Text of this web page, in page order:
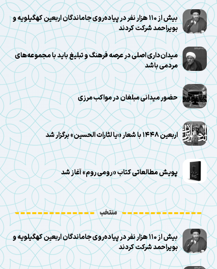
بیش از ۱۱۰ هزار نفر در پیاده‌روی جاماندگان اربعین کهگیلویه و
بویراحمد شرکت کردند
میدان‌داری اصلی در عرصه فرهنگ و تبلیغ باید با مجموعه‌های
مردمی باشد
حضور میدانی مبلغان در مواکب مرزی
اربعین ۱۴۴۸ با شعار «یا لثارات الحسین» برگزار شد
پویش مطالعاتی کتاب «رومی روم» آغاز شد
منتخب
بیش از ۱۱۰ هزار نفر در پیاده‌روی جاماندگان اربعین کهگیلویه و
بویراحمد شرکت کردند